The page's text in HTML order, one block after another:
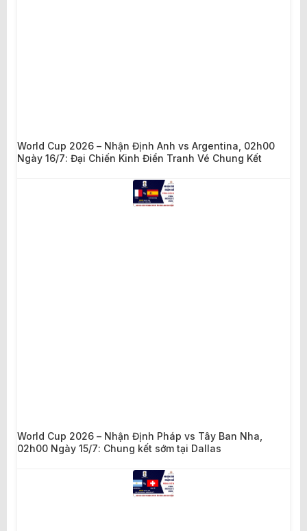
World Cup 2026 – Nhận Định Anh vs Argentina, 02h00
Ngày 16/7: Đại Chiến Kinh Điển Tranh Vé Chung Kết
World Cup 2026 – Nhận Định Pháp vs Tây Ban Nha,
02h00 Ngày 15/7: Chung kết sớm tại Dallas